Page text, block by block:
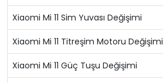
Xiaomi Mi 11 Sim Yuvası Değişimi
Xiaomi Mi 11 Titreşim Motoru Değişimi
Xiaomi Mi 11 Güç Tuşu Değişimi